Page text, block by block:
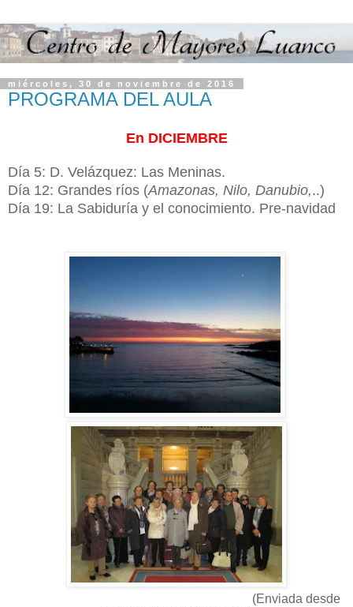
miércoles, 30 de noviembre de 2016
PROGRAMA DEL AULA
En DICIEMBRE
Día 5: D. Velázquez: Las Meninas.
Día 12: Grandes ríos (Amazonas, Nilo, Danubio,..)
Día 19: La Sabiduría y el conocimiento. Pre-navidad
(Enviada desde